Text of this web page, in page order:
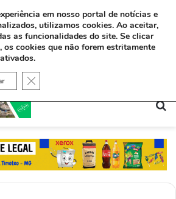
em nosso portal de notícias e
utilizamos cookies. Ao aceitar,
as funcionalidades do site. Se clicar
os cookies que não forem estritamente
Close GDPR Cookie Banner